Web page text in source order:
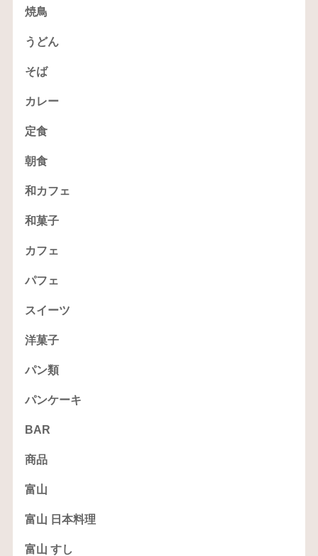
焼鳥
うどん
そば
カレー
定食
朝食
和カフェ
和菓子
カフェ
パフェ
スイーツ
洋菓子
パン類
パンケーキ
BAR
商品
富山
富山 日本料理
富山 すし